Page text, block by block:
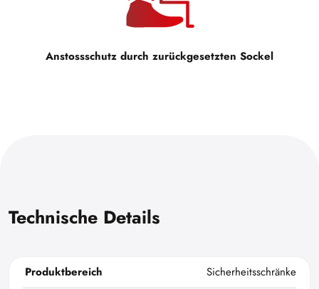
Anstossschutz durch zurückgesetzten Sockel
Technische Details
Produktbereich
Sicherheitsschränke